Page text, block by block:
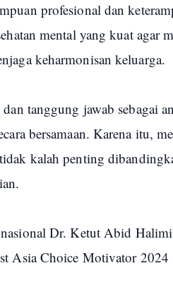
profesional dan
mental yang kuat agar
keharmonisan keluarga.
tanggung jawab sebagai
bersamaan. Karena itu,
kalah penting
Dr. Ketut Abid
Asia Choice Motivator 2024